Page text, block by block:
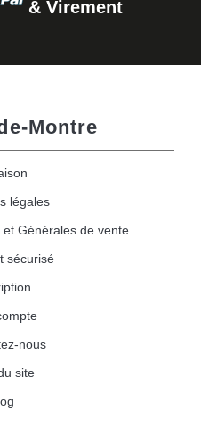
& Virement
Montre
légales
Générales de vente
sécurisé
nous
site